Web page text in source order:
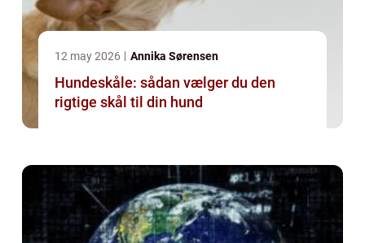
12 may 2026 Annika Sørensen
Hundeskåle: sådan vælger du den
rigtige skål til din hund